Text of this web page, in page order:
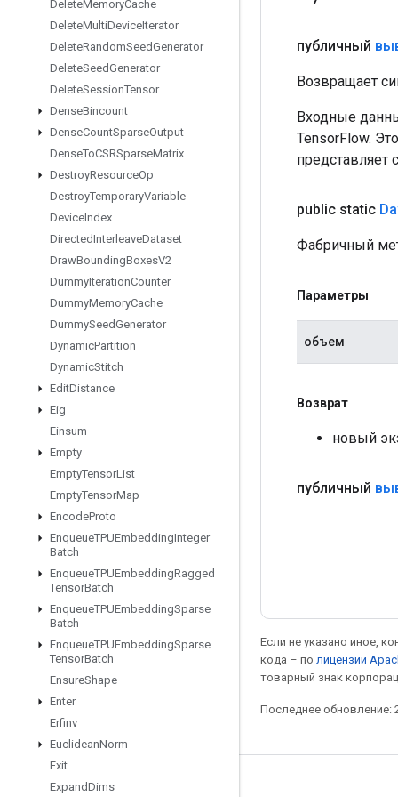
DeleteMemoryCache
DeleteMultiDeviceIterator
DeleteRandomSeedGenerator
DeleteSeedGenerator
DeleteSessionTensor
DenseBincount
DenseCountSparseOutput
DenseToCSRSparseMatrix
DestroyResourceOp
DestroyTemporaryVariable
DeviceIndex
DirectedInterleaveDataset
DrawBoundingBoxesV2
DummyIterationCounter
DummyMemoryCache
DummySeedGenerator
DynamicPartition
DynamicStitch
EditDistance
Eig
Einsum
Empty
EmptyTensorList
EmptyTensorMap
EncodeProto
EnqueueTPUEmbeddingInteger
Batch
EnqueueTPUEmbeddingRagged
TensorBatch
EnqueueTPUEmbeddingSparse
Batch
EnqueueTPUEmbeddingSparse
TensorBatch
EnsureShape
Enter
Erfinv
EuclideanNorm
Exit
ExpandDims
публичный
Возвращает
Входные
TensorFlow.
представляет
public static
Фабричный
Параметры
объем
Возврат
новый
публичный
Если не указано иное,
кода – по лицензии
товарный знак
Последнее обновление:
Мы в социальных сетях